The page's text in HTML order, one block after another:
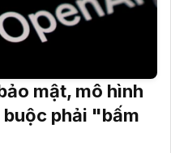
mật, mô hình
buộc phải "bấm